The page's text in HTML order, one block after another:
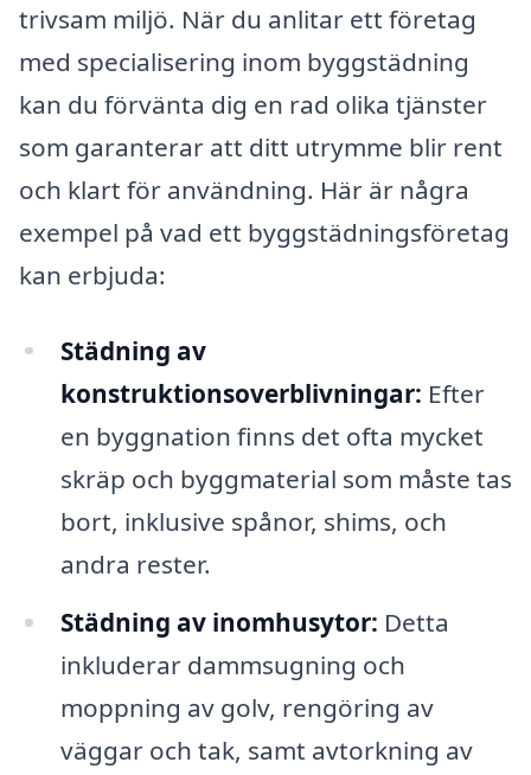
trivsam miljö. När du anlitar ett företag
med specialisering inom byggstädning
kan du förvänta dig en rad olika tjänster
som garanterar att ditt utrymme blir rent
och klart för användning. Här är några
exempel på vad ett byggstädningsföretag
kan erbjuda:
Städning av
konstruktionsoverblivningar: Efter
en byggnation finns det ofta mycket
skräp och byggmaterial som måste tas
bort, inklusive spånor, shims, och
andra rester.
Städning av inomhusytor: Detta
inkluderar dammsugning och
moppning av golv, rengöring av
väggar och tak, samt avtorkning av